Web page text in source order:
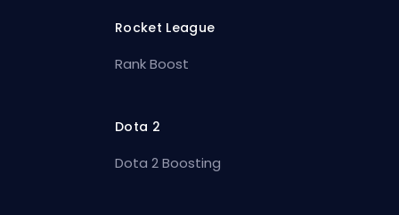
Rocket League
Rank Boost
Dota 2
Dota 2 Boosting